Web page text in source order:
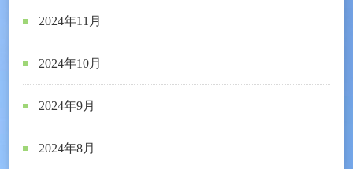
2024年11月
2024年10月
2024年9月
2024年8月